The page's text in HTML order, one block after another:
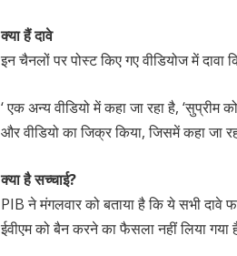
क्या हैं दावे
इन चैनलों पर पोस्ट किए गए वीडियोज में
‘ एक अन्य वीडियो में कहा जा रहा है,
और वीडियो का जिक्र किया, जिसमें कहा जा
क्या है सच्चाई?
PIB ने मंगलवार को बताया है कि ये सभी
ईवीएम को बैन करने का फैसला नहीं लिया गया